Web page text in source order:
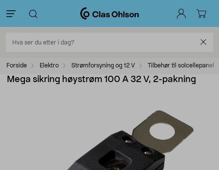
Forside Elektro Strømforsyning og 12 V Tilbehør til solcellepanel
Mega sikring høystrøm 100 A 32 V, 2-pakning